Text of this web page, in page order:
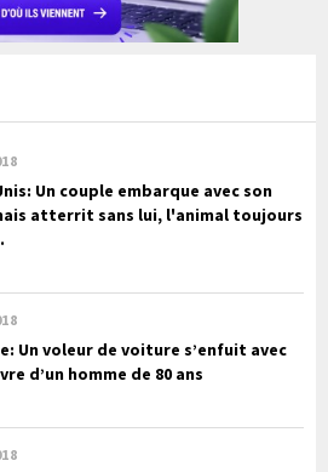
Un couple embarque avec son
atterrit sans lui, l'animal toujours
Un voleur de voiture s’enfuit avec
d’un homme de 80 ans